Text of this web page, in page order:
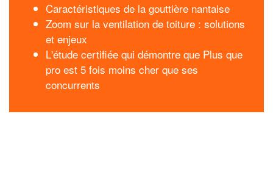
Caractéristiques de la gouttière nantaise
Zoom sur la ventilation de toiture : solutions
et enjeux
L'étude certifiée qui démontre que Plus que
pro est 5 fois moins cher que ses
concurrents